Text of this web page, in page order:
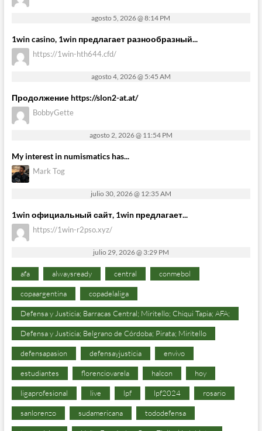
agosto 5, 2026 @ 8:14 PM
1win casino, 1win предлагает разнообразный...
https://1win-hth644.cfd/
agosto 4, 2026 @ 5:45 AM
Продолжение https://slon2-at.at/
BobbyGette
agosto 2, 2026 @ 11:54 PM
My interest in numismatics has...
Mark Tog
julio 30, 2026 @ 12:35 AM
1win официальный сайт, 1win предлагает...
https://1win-r2pso.xyz/
julio 29, 2026 @ 3:29 PM
afa alwaysready central conmebol
copaargentina copadelaliga
Defensa y Justicia; Barracas Central; Miritello; Chiqui Tapia; AFA;
Defensa y Justicia; Belgrano de Córdoba; Pirata; Miritello
defensapasion defensayjusticia envivo
estudiantes florenciovarela halcon hoy
ligaprofesional live lpf lpf2024 rosario
sanlorenzo sudamericana tododefensa